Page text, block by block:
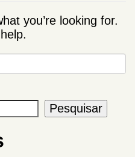
you’re looking for.
Pesquisar